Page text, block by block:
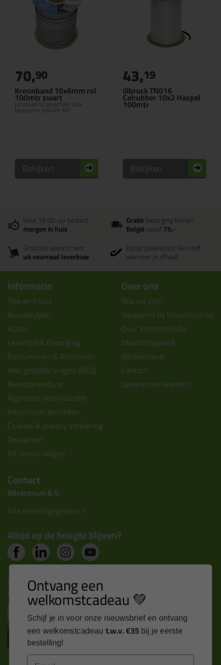
Kroonband 10x6mm rol
100mtr zwart
Uitstekend geschikt voor
beglazen zonder kit!
70,90
Bekijken
illbruck TN016
Celrubber 10x2 Haspel
100mtr
43,19
Bekijken
Voor 16:00 uur besteld
morgen in huis
Gratisbezorging binnen
Belgiëvanaf75,-
Grootste assortiment
uit voorraad leverbaar
Bpost pakjespunt: kies zelf
wanneer je afhaalt
Informatie
Tips en tricks
Keuzehulpen
Acties
Levertijd & Bezorging
Retourneren & Annuleren
Veel gestelde vragen (FAQ)
Bestelprocedure
Algemene voorwaarden
Kitcentrum berichten
Cookies & privacy verklaring
Disclaimer
Kit cursus volgen
Over ons
Wie wij zijn?
Vacatures bij kitcentrum.be
Over Kitcentrum.be
Maatschappelijk
Winkelmand
Contact
Leverancier worden?
Contact
Kitcentrum B.V.
Alle contactgegevens >
Altijd op de hoogte blijven?
Nieuws, tips en exclusieve deals rechtstreeks in je
inbox
Inschrijven
Ontvang een
welkomstcadeau 💚
Schijf je in voor onze nieuwsbrief en ontvang
een welkomstcadeau t.w.v. €35 bij je eerste
bestelling!